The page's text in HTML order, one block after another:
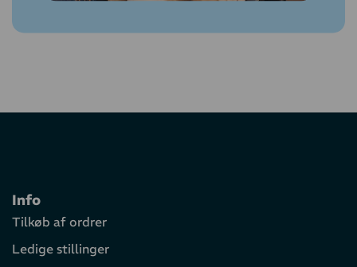
Info
Tilkøb af ordrer
Ledige stillinger